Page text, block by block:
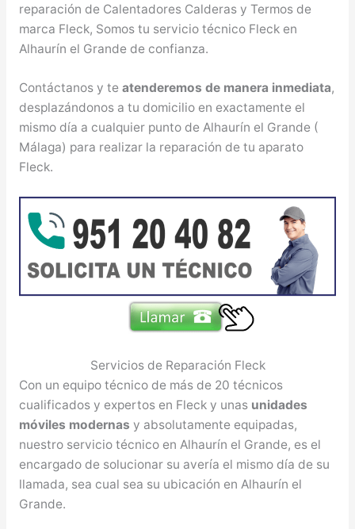
reparación de Calentadores Calderas y Termos de
marca Fleck, Somos tu servicio técnico Fleck en
Alhaurín el Grande de confianza.
Contáctanos y te atenderemos de manera inmediata,
desplazándonos a tu domicilio en exactamente el
mismo día a cualquier punto de Alhaurín el Grande (
Málaga) para realizar la reparación de tu aparato
Fleck.
Servicios de Reparación Fleck
Con un equipo técnico de más de 20 técnicos
cualificados y expertos en Fleck y unas unidades
móviles modernas y absolutamente equipadas,
nuestro servicio técnico en Alhaurín el Grande, es el
encargado de solucionar su avería el mismo día de su
llamada, sea cual sea su ubicación en Alhaurín el
Grande.